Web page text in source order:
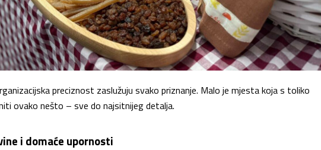
preciznost zaslužuju svako priznanje. Malo je mjesta koja s toliko
ovako nešto – sve do najsitnijeg detalja.
i domaće upornosti